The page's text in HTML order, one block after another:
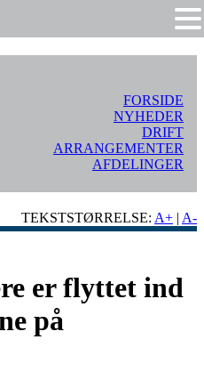
FORSIDE
NYHEDER
DRIFT
ARRANGEMENTER
AFDELINGER
TEKSTSTØRRELSE: A+ | A-
er flyttet ind
på